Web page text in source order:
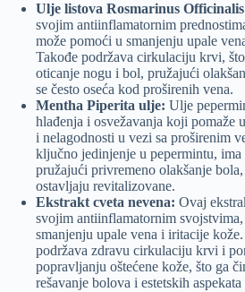
Ulje listova Rosmarinus
svojim antiinflamatornim
može pomoći u smanjenju upale
Takođe podržava cirkulaciju krvi,
oticanje nogu i bol, pružajući
se često oseća kod proširenih vena.
Mentha Piperita ulje: Ulje
hlađenja i osvežavanja koji pomaže
i nelagodnosti u vezi sa proširenim
ključno jedinjenje u pepermintu, ima
pružajući privremeno olakšanje
ostavljaju revitalizovane.
Ekstrakt cveta nevena: Ovaj
svojim antiinflamatornim
smanjenju upale vena i iritacije
podržava zdravu cirkulaciju krvi i
popravljanju oštećene kože, što ga
rešavanje bolova i estetskih